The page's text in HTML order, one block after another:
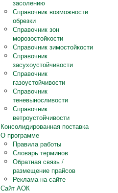
засолению
Справочник возможности
обрезки
Справочник зон
морозостойкости
Справочник зимостойкости
Справочник
засухоустойчивости
Справочник
газоустойчивости
Справочник
теневыносливости
Справочник
ветроустойчивости
Консолидированная поставка
О программе
Правила работы
Словарь терминов
Обратная связь /
размещение прайсов
Реклама на сайте
Сайт АОК